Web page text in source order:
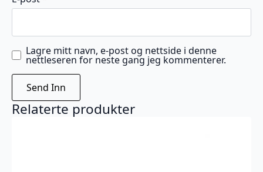
Lagre mitt navn, e-post og nettside i denne
nettleseren for neste gang jeg kommenterer.
Relaterte produkter